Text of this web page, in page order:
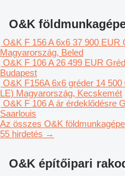
O&K
O&K F 156 A 6x6 37 900 EUR
Magyarország, Beled
O&K F 106 A 26 499 EUR
Budapest
O&K F156A 6x6 gréder 14 500
LE) Magyarország, Kecskemét
O&K F 106 A ár érdeklődésre
Saarlouis
Az összes O&K
55 hirdetés →
O&K építőipari